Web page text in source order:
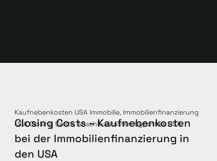
Kaufnebenkosten USA Immobilie, Immobilienfinanzierung
USA Closing Costs, Abschlusskosten Hypothek USA
Closing Costs – Kaufnebenkosten
bei der Immobilienfinanzierung in
den USA